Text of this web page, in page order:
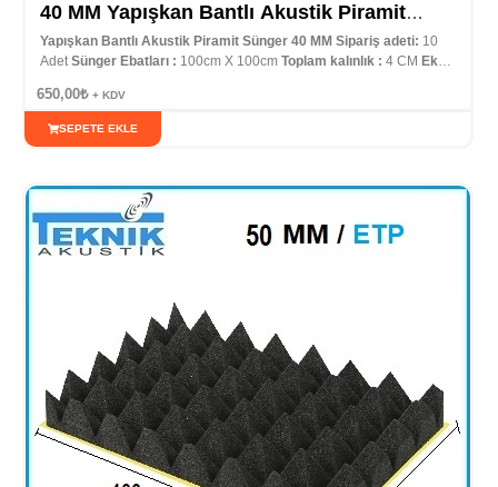
40 MM Yapışkan Bantlı Akustik Piramit
Sünger
Yapışkan Bantlı Akustik Piramit Sünger 40 MM Sipariş adeti: 10
AdetSünger Ebatları : 100cm X 100cm Toplam kalınlık : 4 CM Ek
m2ve üzeri alımlar için bizi arayın UL Sertifikalı Firefoam Firend;
yanmazlıkta BS476:class 0 ve Unı 9175:2008 M1 sertifikalarına sahip
ürünlerdir. Nfaf Poliüretan, Fire foam ses yalıtım izolasyon ürünleri
650,00₺ + KDV
SEPETE EKLE